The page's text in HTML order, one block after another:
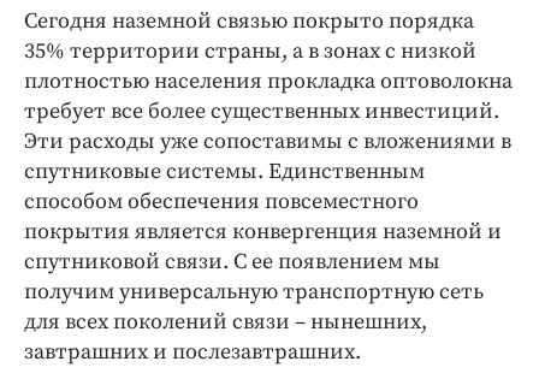
Сегодня наземной связью покрыто порядка
35% территории страны, а в зонах с низкой
плотностью населения прокладка оптоволокна
требует все более существенных инвестиций.
Эти расходы уже сопоставимы с вложениями в
спутниковые системы. Единственным
способом обеспечения повсеместного
покрытия является конвергенция наземной и
спутниковой связи. С ее появлением мы
получим универсальную транспортную сеть
для всех поколений связи – нынешних,
завтрашних и послезавтрашних.